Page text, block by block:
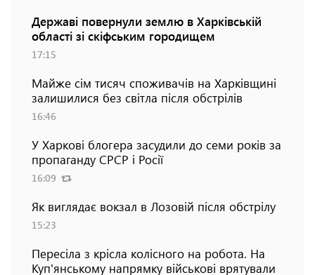
Державі повернули землю в Харківській
області зі скіфським городищем
17:15
Майже сім тисяч споживачів на Харківщині
залишилися без світла після обстрілів
16:46
У Харкові блогера засудили до семи років за
пропаганду СРСР і Росії
16:09
Як виглядає вокзал в Лозовій після обстрілу
15:23
Пересіла з крісла колісного на робота. На
Куп'янському напрямку військові врятували